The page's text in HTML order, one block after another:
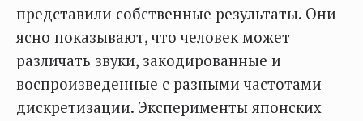
представили собственные результаты. Они
ясно показывают, что человек может
различать звуки, закодированные и
воспроизведенные с разными частотами
дискретизации. Эксперименты японских